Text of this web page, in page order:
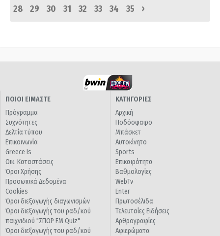
28
29 30 31 32 33 34 35 ›
ΠΟΙΟΙ ΕΙΜΑΣΤΕ
Πρόγραμμα
Συχνότητες
Δελτία τύπου
Επικοινωνία
Greece Is
Οικ. Καταστάσεις
Όροι Χρήσης
Προσωπικά Δεδομένα
Cookies
Όροι διεξαγωγής διαγωνισμών
Όροι διεξαγωγής του ραδ/κού
παιχνιδιού "ΣΠΟΡ FM Quiz"
Όροι διεξαγωγής του ραδ/κού
ΚΑΤΗΓΟΡΙΕΣ
Αρχική
Ποδόσφαιρο
Μπάσκετ
Αυτοκίνητο
Sports
Επικαιρότητα
Βαθμολογίες
WebTv
Enter
Πρωτοσέλιδα
Τελευταίες Ειδήσεις
Αρθρογραφίες
Αφιερώματα